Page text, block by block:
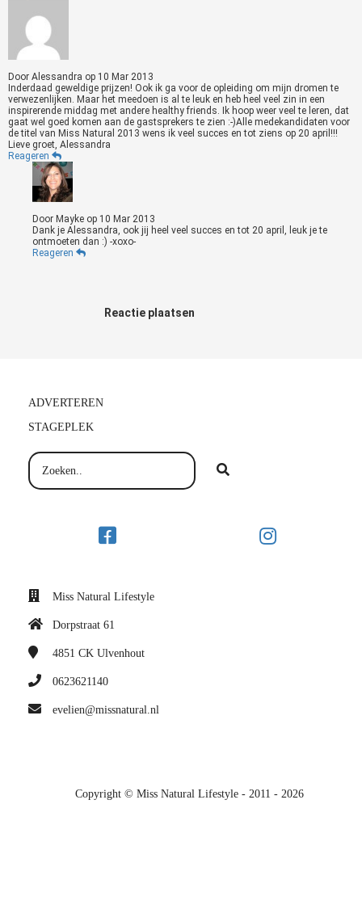
Door Alessandra op 10 Mar 2013
Inderdaad geweldige prijzen! Ook ik ga voor de opleiding om mijn dromen te
verwezenlijken. Maar het meedoen is al te leuk en heb heel veel zin in een
inspirerende middag met andere healthy friends. Ik hoop weer veel te leren, dat
gaat wel goed komen aan de gastsprekers te zien :-)Alle medekandidaten voor
de titel van Miss Natural 2013 wens ik veel succes en tot ziens op 20 april!!!
Lieve groet, Alessandra
Reageren
Door Mayke op 10 Mar 2013
Dank je Alessandra, ook jij heel veel succes en tot 20 april, leuk je te
ontmoeten dan :) -xoxo-
Reageren
Reactie plaatsen
ADVERTEREN
STAGEPLEK
Miss Natural Lifestyle
Dorpstraat 61
4851 CK Ulvenhout
0623621140
evelien@missnatural.nl
Copyright © Miss Natural Lifestyle - 2011 - 2026